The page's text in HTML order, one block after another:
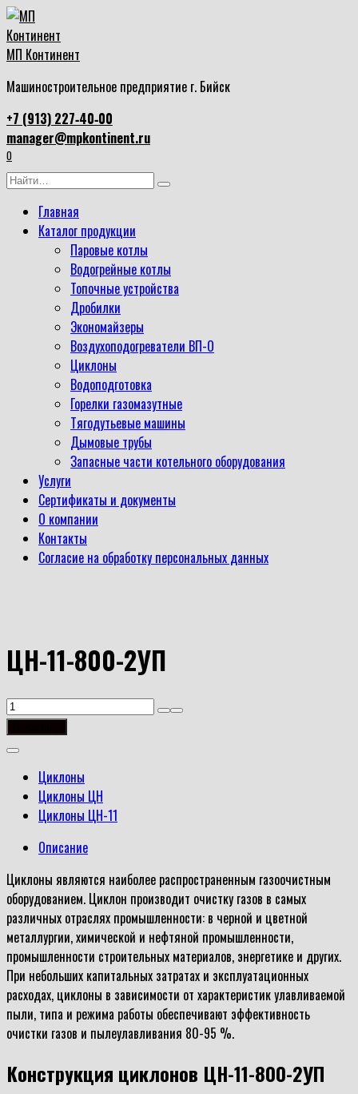
Перейти
к
содержанию
МП Континент
Машиностроительное предприятие г. Бийск
+7 (913) 227‑40‑00
manager@mpkontinent.ru
0
Search
Главная
Каталог продукции
Паровые котлы
Водогрейные котлы
Топочные устройства
Дробилки
Экономайзеры
Воздухоподогреватели ВП-О
Циклоны
Водоподготовка
Горелки газомазутные
Тягодутьевые машины
Дымовые трубы
Запасные части котельного оборудования
Услуги
Сертификаты и документы
О компании
Контакты
Согласие на обработку персональных данных
ЦН-11-800-2УП
Количество
товара
2УП
Циклоны
Циклоны ЦН
Циклоны ЦН-11
Описание
Циклоны являются наиболее распространенным газоочистным
оборудованием. Циклон производит очистку газов в самых
различных отраслях промышленности: в черной и цветной
металлургии, химической и нефтяной промышленности,
промышленности строительных материалов, энергетике и других.
При небольших капитальных затратах и эксплуатационных
расходах, циклоны в зависимости от характеристик улавливаемой
пыли, типа и режима работы обеспечивают эффективность
очистки газов и пылеулавливания 80-95 %.
Конструкция циклонов ЦН-11-800-2УП